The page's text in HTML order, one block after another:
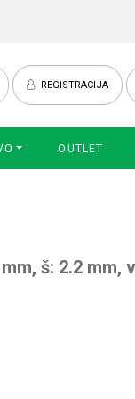
REGISTRACIJA
OUTLET
š: 2.2 mm,